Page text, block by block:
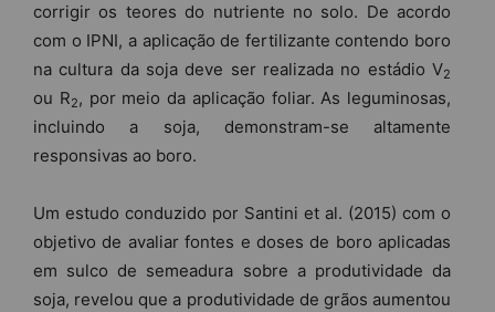
corrigir os teores do nutriente no solo. De acordo
com o IPNI, a aplicação de fertilizante contendo boro
na cultura da soja deve ser realizada no estádio V2
ou R2, por meio da aplicação foliar. As leguminosas,
incluindo a soja, demonstram-se altamente
responsivas ao boro.
Um estudo conduzido por Santini et al. (2015) com o
objetivo de avaliar fontes e doses de boro aplicadas
em sulco de semeadura sobre a produtividade da
soja, revelou que a produtividade de grãos aumentou